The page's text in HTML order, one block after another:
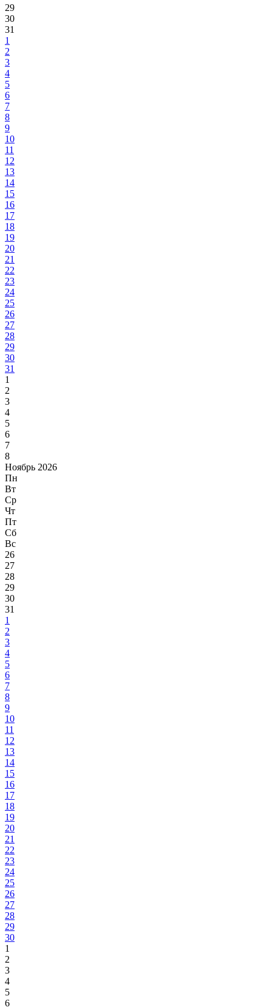
29
30
31
1
2
3
4
5
6
7
8
9
10
11
12
13
14
15
16
17
18
19
20
21
22
23
24
25
26
27
28
29
30
31
1
2
3
4
5
6
7
8
Ноябрь 2026
Пн
Вт
Ср
Чт
Пт
Сб
Вс
26
27
28
29
30
31
1
2
3
4
5
6
7
8
9
10
11
12
13
14
15
16
17
18
19
20
21
22
23
24
25
26
27
28
29
30
1
2
3
4
5
6